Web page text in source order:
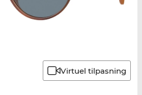
Virtuel tilpasning